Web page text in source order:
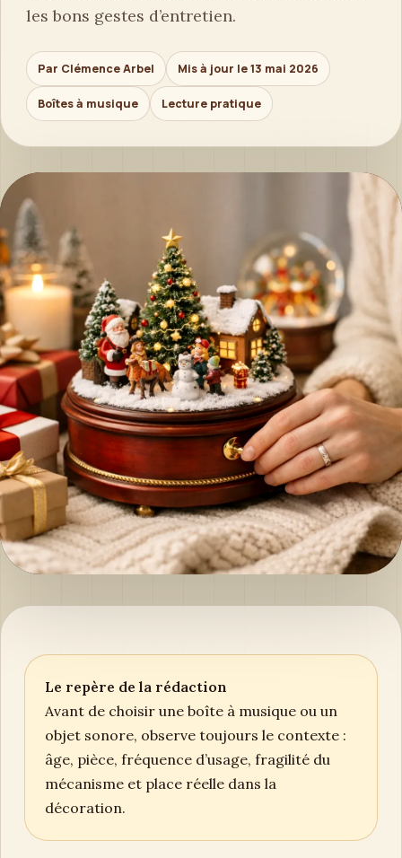
les bons gestes d’entretien.
Par Clémence Arbel Mis à jour le 13 mai 2026
Boîtes à musique Lecture pratique
Le repère de la rédaction
Avant de choisir une boîte à musique ou un
objet sonore, observe toujours le contexte :
âge, pièce, fréquence d’usage, fragilité du
mécanisme et place réelle dans la
décoration.